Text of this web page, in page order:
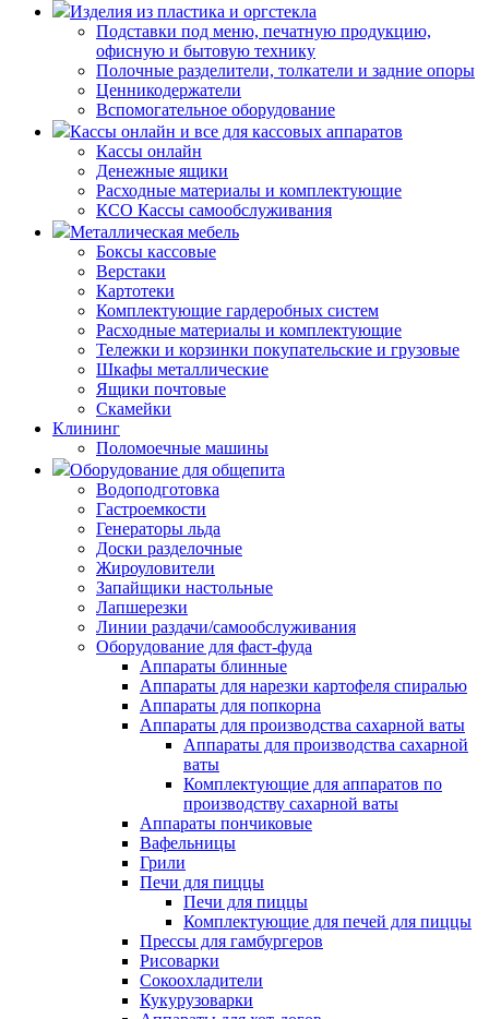
Изделия из пластика и оргстекла
Подставки под меню, печатную продукцию,
офисную и бытовую технику
Полочные разделители, толкатели и задние опоры
Ценникодержатели
Вспомогательное оборудование
Кассы онлайн и все для кассовых аппаратов
Кассы онлайн
Денежные ящики
Расходные материалы и комплектующие
КСО Кассы самообслуживания
Металлическая мебель
Боксы кассовые
Верстаки
Картотеки
Комплектующие гардеробных систем
Расходные материалы и комплектующие
Тележки и корзинки покупательские и грузовые
Шкафы металлические
Ящики почтовые
Скамейки
Клининг
Поломоечные машины
Оборудование для общепита
Водоподготовка
Гастроемкости
Генераторы льда
Доски разделочные
Жироуловители
Запайщики настольные
Лапшерезки
Линии раздачи/самообслуживания
Оборудование для фаст-фуда
Аппараты блинные
Аппараты для нарезки картофеля спиралью
Аппараты для попкорна
Аппараты для производства сахарной ваты
Аппараты для производства сахарной
ваты
Комплектующие для аппаратов по
производству сахарной ваты
Аппараты пончиковые
Вафельницы
Грили
Печи для пиццы
Печи для пиццы
Комплектующие для печей для пиццы
Прессы для гамбургеров
Рисоварки
Сокоохладители
Кукурузоварки